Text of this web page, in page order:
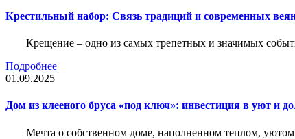
Крестильный набор: Связь традиций и современных
Крещение – одно из самых трепетных и значимых
Подробнее
01.09.2025
Дом из клееного бруса «под ключ»: инвестиция в уют и
Мечта о собственном доме, наполненном теплом,